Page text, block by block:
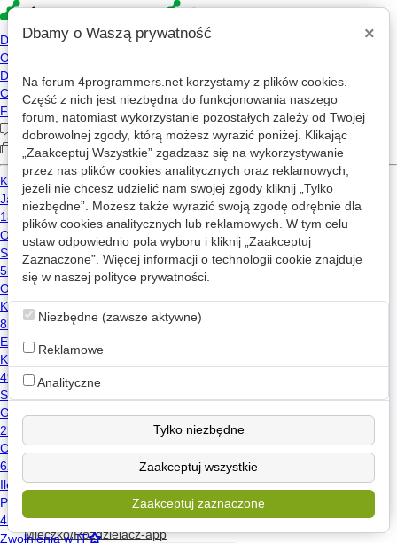
4p » Forum » Oceny i recenzje
Rozdzielacz - program wspomagający
różne zadania organizacyjne
Manna5 OP 2025-07-01 11:35
Przedstawiam mój program uzytkowy pn. Rozdzielacz
napisany w C. Stanowi on pewnego rodzaju osobistą
malutką bazę danych działającą na zasadzie
przydzielania różnych nazwanych elementów między
kilka zbiorów zwanych "szufladami". Działa w systemie
MS Windows, ale dzięki przenośności języka
na inne systemy operacyjne lub nawet rekompilowany
Testowałem go, dałem się także nim pobawić siostrze,
naprawiłem wykryte błędy w działaniu i mam nadzieję,
że to były wszystkie, ale będę wdzięczny za
przetestowanie programu. Nie należy go kompilować
jako C++, bo raczej się nie skompiluje.
Repozytorium na GitHubie:https://github.com/Jan-
Mleczko/Rozdzielacz-app
Dbamy o Waszą prywatność ×
Na forum 4programmers.net korzystamy z plików cookies.
Część z nich jest niezbędna do funkcjonowania naszego
forum, natomiast wykorzystanie pozostałych zależy od Twojej
dobrowolnej zgody, którą możesz wyrazić poniżej. Klikając
„Zaakceptuj Wszystkie” zgadzasz się na wykorzystywanie
przez nas plików cookies analitycznych oraz reklamowych,
jeżeli nie chcesz udzielić nam swojej zgody kliknij „Tylko
niezbędne”. Możesz także wyrazić swoją zgodę odrębnie dla
plików cookies analitycznych lub reklamowych. W tym celu
ustaw odpowiednio pola wyboru i kliknij „Zaakceptuj
Zaznaczone”. Więcej informacji o technologii cookie znajduje
się w naszej polityce prywatności.
Niezbędne (zawsze aktywne)
Reklamowe
Analityczne
Tylko niezbędne
Zaakceptuj wszystkie
Zaakceptuj zaznaczone